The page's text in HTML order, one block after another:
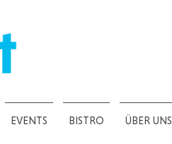
EVENTS BISTRO ÜBER UNS